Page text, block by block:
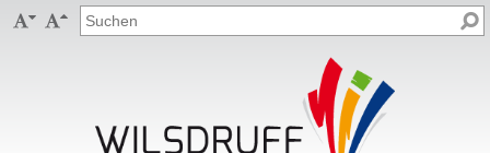
 